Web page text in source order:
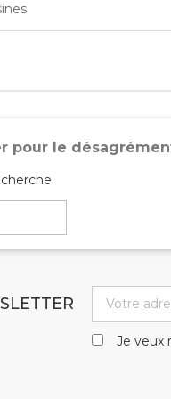
pour le
Je veux